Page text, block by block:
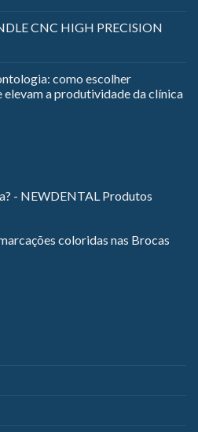
CNC HIGH PRECISION
como escolher
elevam a produtividade da clínica
- NEWDENTAL Produtos
coloridas nas Brocas